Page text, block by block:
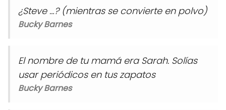
¿Steve …? (mientras se convierte en polvo)
Bucky Barnes
El nombre de tu mamá era Sarah. Solías
usar periódicos en tus zapatos
Bucky Barnes